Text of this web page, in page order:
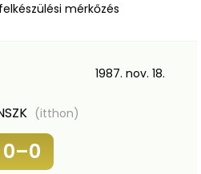
mérkőzés
1987. nov. 18.
(itthon)
0–0